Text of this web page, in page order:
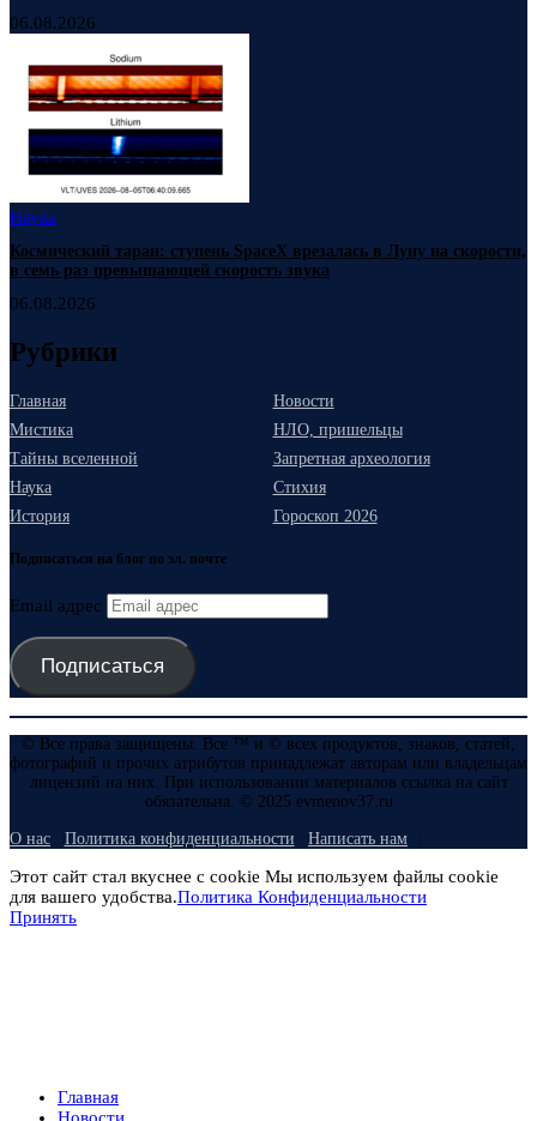
06.08.2026
Наука
Космический таран: ступень SpaceX врезалась в Луну на скорости,
в семь раз превышающей скорость звука
06.08.2026
Рубрики
Главная
Новости
Мистика
НЛО, пришельцы
Тайны вселенной
Запретная археология
Наука
Стихия
История
Гороскоп 2026
Подписаться на блог по эл. почте
Email адрес
Подписаться
© Все права защищены. Все ™ и © всех продуктов, знаков, статей,
фотографий и прочих атрибутов принадлежат авторам или владельцам
лицензий на них. При использовании материалов ссылка на сайт
обязательна. © 2025 evmenov37.ru
О нас Политика конфиденциальности Написать нам
Этот сайт стал вкуснее с cookie Мы используем файлы cookie
для вашего удобства.Политика Конфиденциальности
Принять
Главная
Новости